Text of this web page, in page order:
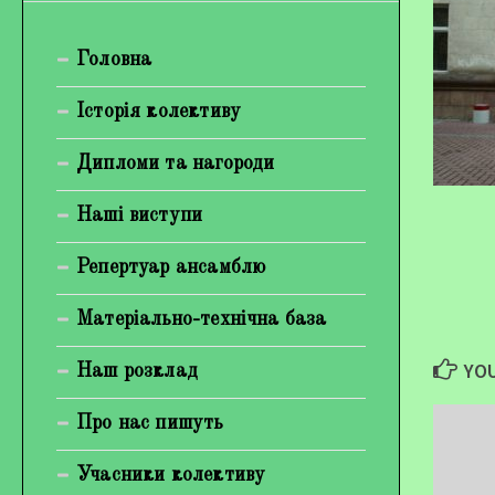
Гірієнко Ірина Михайлівна
Галерея
Відеогалерея
Фотогалерея
Головна
Історія колективу
Дипломи та нагороди
Наші виступи
Репертуар ансамблю
Матеріально-технічна база
Наш розклад
Про нас пишуть
Учасники колективу